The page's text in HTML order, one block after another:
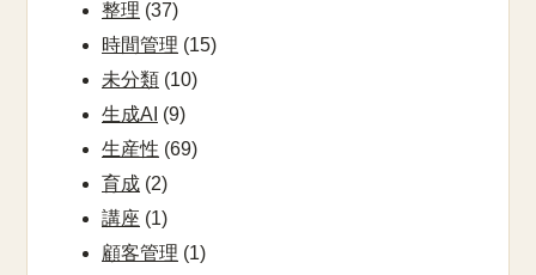
整理 (37)
時間管理 (15)
未分類 (10)
生成AI (9)
生産性 (69)
育成 (2)
講座 (1)
顧客管理 (1)